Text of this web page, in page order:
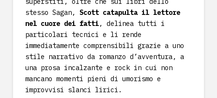
stesso Sagan, Scott catapulta il lettore
nel cuore dei fatti, delinea tutti i
particolari tecnici e li rende
immediatamente comprensibili grazie a uno
stile narrativo da romanzo d’avventura, a
una prosa incalzante e rock in cui non
mancano momenti pieni di umorismo e
improvvisi slanci lirici.